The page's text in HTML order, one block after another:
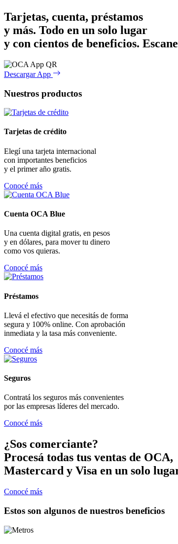
Tarjetas, cuenta, préstamos
y más. Todo en un solo lugar
y con cientos de beneficios.
Descargar App
Nuestros productos
Tarjetas de crédito
Elegí una tarjeta internacional
con importantes beneficios
y el primer año gratis.
Conocé más
Cuenta OCA Blue
Una cuenta digital gratis, en pesos
y en dólares, para mover tu dinero
como vos quieras.
Conocé más
Préstamos
Llevá el efectivo que necesitás de forma
segura y 100% online. Con aprobación
inmediata y la tasa más conveniente.
Conocé más
Seguros
Contratá los seguros más convenientes
por las empresas líderes del mercado.
Conocé más
¿Sos comerciante?
Procesá todas tus ventas de OCA,
Mastercard y Visa en un solo
Conocé más
Estos son algunos de nuestros beneficios